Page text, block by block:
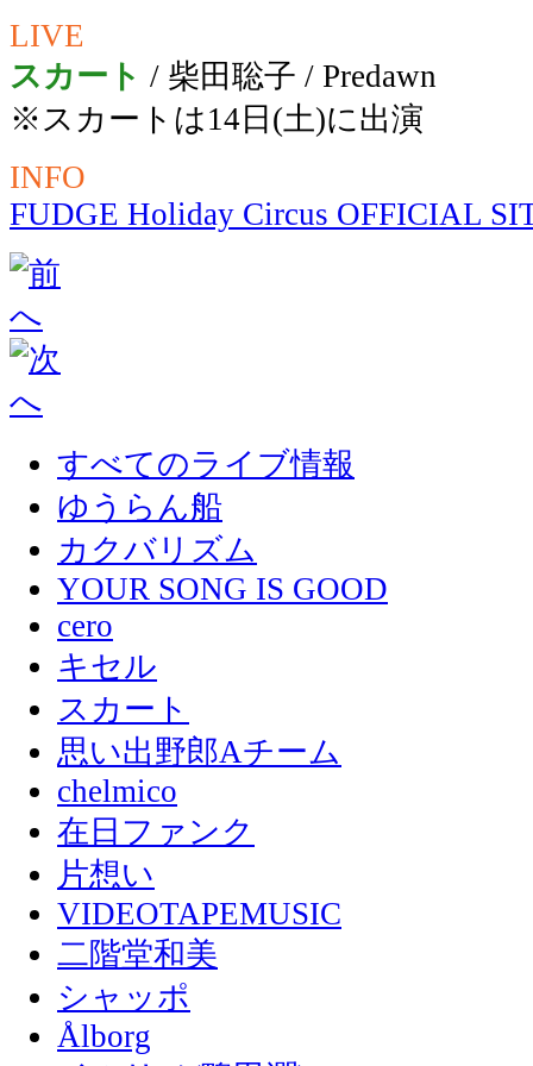
LIVE
スカート / 柴田聡子 / Predawn
※スカートは14日(土)に出演
INFO
FUDGE Holiday Circus OFFICIAL
すべてのライブ情報
ゆうらん船
カクバリズム
YOUR SONG IS GOOD
cero
キセル
スカート
思い出野郎Aチーム
chelmico
在日ファンク
片想い
VIDEOTAPEMUSIC
二階堂和美
シャッポ
Ålborg